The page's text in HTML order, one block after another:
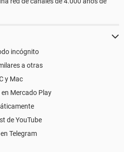
incógnito
a otras
y Mac
Mercado Play
de YouTube
Telegram